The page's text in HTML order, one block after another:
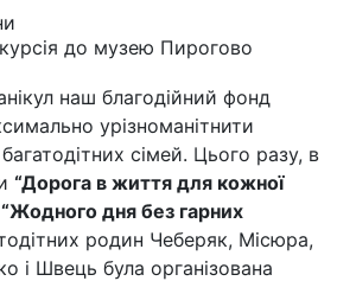
до музею Пирогово
наш благодійний фонд
урізноманітнити
сімей. Цього разу, в
“Дорога в життя для кожної
дня без гарних
родин Чеберяк, Місюра,
і Швець була організована